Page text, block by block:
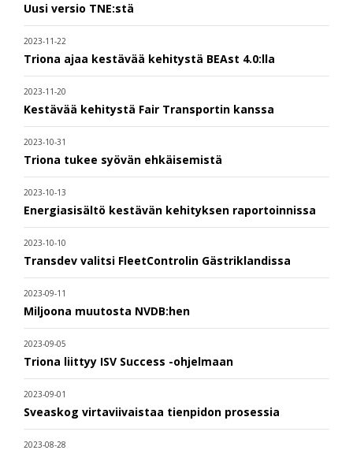
Uusi versio TNE:stä
2023-11-22
Triona ajaa kestävää kehitystä BEAst 4.0:lla
2023-11-20
Kestävää kehitystä Fair Transportin kanssa
2023-10-31
Triona tukee syövän ehkäisemistä
2023-10-13
Energiasisältö kestävän kehityksen raportoinnissa
2023-10-10
Transdev valitsi FleetControlin Gästriklandissa
2023-09-11
Miljoona muutosta NVDB:hen
2023-09-05
Triona liittyy ISV Success -ohjelmaan
2023-09-01
Sveaskog virtaviivaistaa tienpidon prosessia
2023-08-28